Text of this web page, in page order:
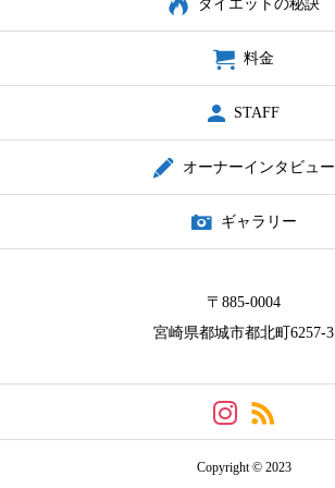
ダイエットの秘訣
料金
STAFF
オーナーインタビュー
ギャラリー
〒885-0004
宮崎県都城市都北町6257-3
Copyright © 2023